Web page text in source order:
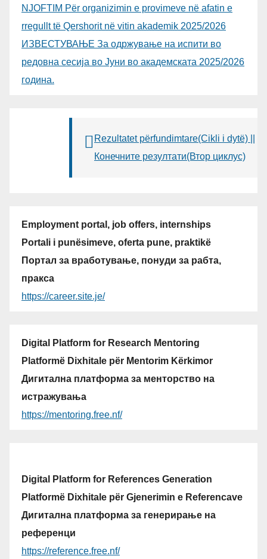
NJOFTIM Për organizimin e provimeve në afatin e
rregullt të Qershorit në vitin akademik 2025/2026
ИЗВЕСТУВАЊЕ За одржување на испити во
редовна сесија во Јуни во академската 2025/2026
година.
Rezultatet përfundimtare(Cikli i dytë) ||
Конечните резултати(Втор циклус)
Employment portal, job offers, internships
Portali i punësimeve, oferta pune, praktikë
Портал за вработување, понуди за рабта,
пракса
https://career.site.je/
Digital Platform for Research Mentoring
Platformë Dixhitale për Mentorim Kërkimor
Дигитална платформа за менторство на
истражувања
https://mentoring.free.nf/
Digital Platform for References Generation
Platformë Dixhitale për Gjenerimin e Referencave
Дигитална платформа за генерирање на
референци
https://reference.free.nf/